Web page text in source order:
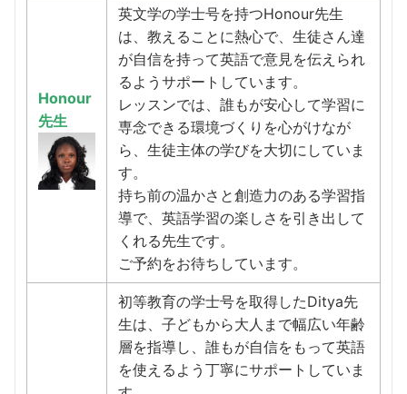
Honour
先生
英文学の学士号を持つHonour先生
は、教えることに熱心で、生徒さん達
が自信を持って英語で意見を伝えられ
るようサポートしています。
レッスンでは、誰もが安心して学習に
専念できる環境づくりを心がけなが
ら、生徒主体の学びを大切にしていま
す。
持ち前の温かさと創造力のある学習指
導で、英語学習の楽しさを引き出して
くれる先生です。
ご予約をお待ちしています。
初等教育の学士号を取得したDitya先
生は、子どもから大人まで幅広い年齢
層を指導し、誰もが自信をもって英語
を使えるよう丁寧にサポートしていま